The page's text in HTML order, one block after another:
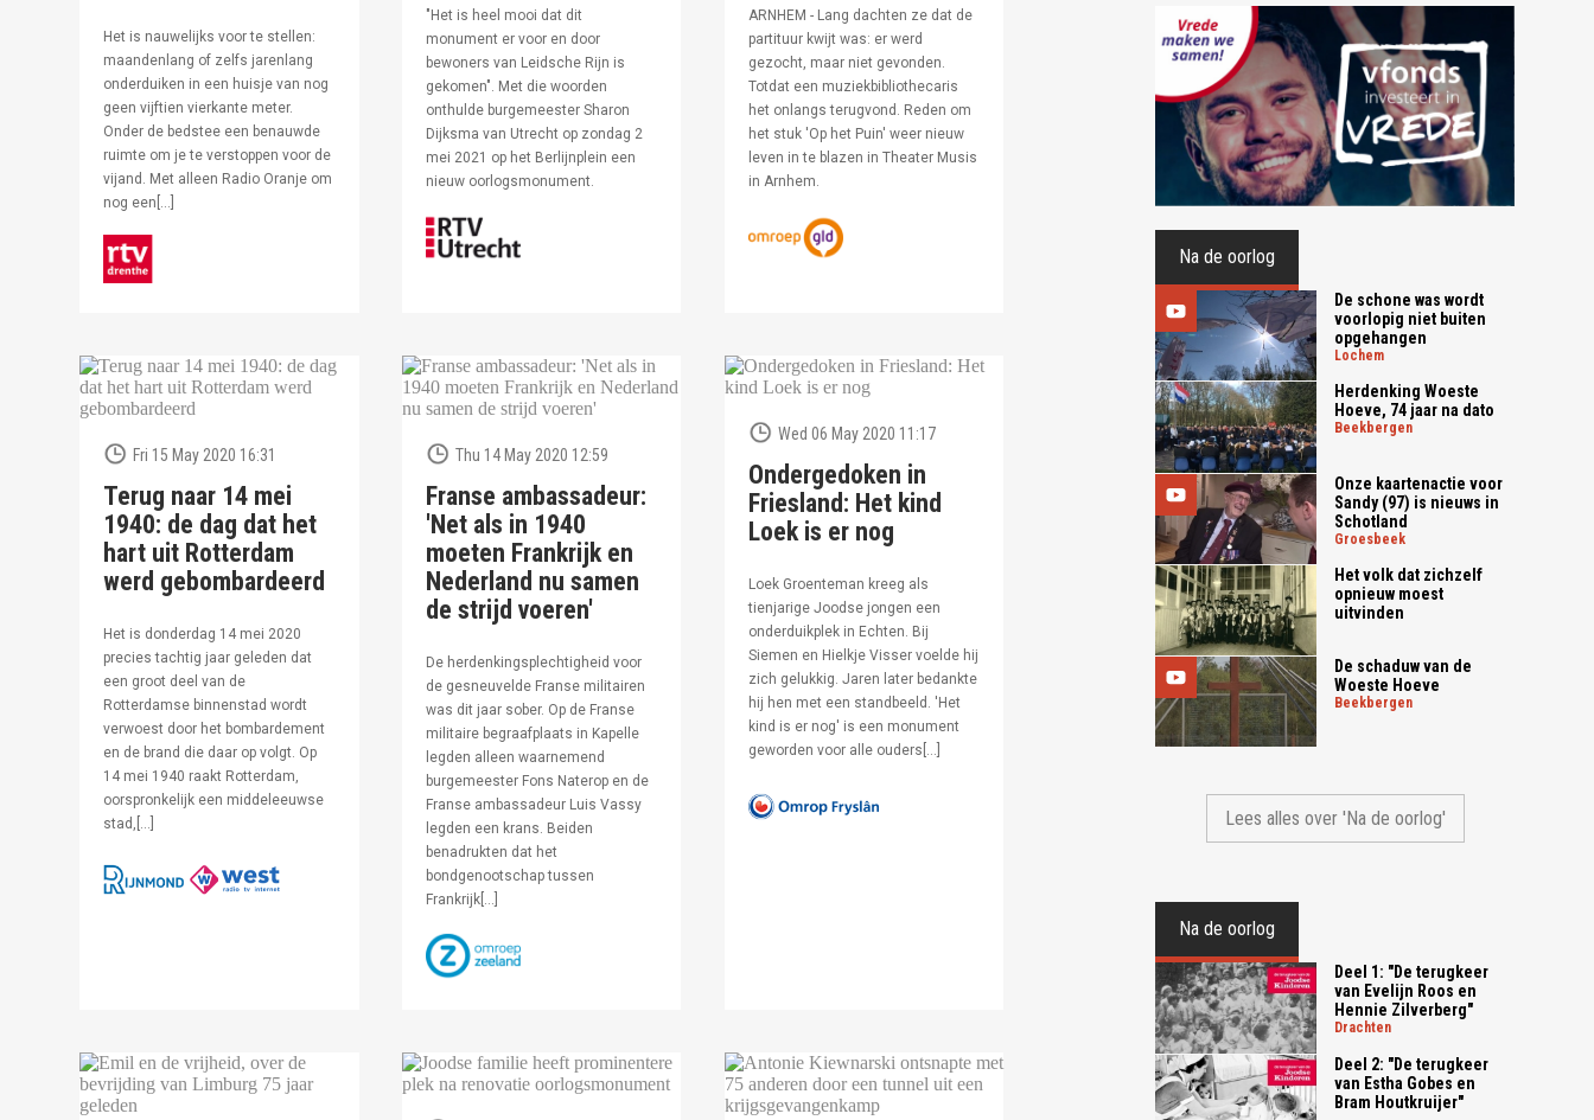
Het is nauwelijks voor te stellen:
maandenlang of zelfs jarenlang
onderduiken in een huisje van nog
geen vijftien vierkante meter.
Onder de bedstee een benauwde
ruimte om je te verstoppen voor de
vijand. Met alleen Radio Oranje om
nog een[…]
"Het is heel mooi dat dit
monument er voor en door
bewoners van Leidsche Rijn is
gekomen". Met die woorden
onthulde burgemeester Sharon
Dijksma van Utrecht op zondag 2
mei 2021 op het Berlijnplein een
nieuw oorlogsmonument.
ARNHEM - Lang dachten ze dat de
partituur kwijt was: er werd
gezocht, maar niet gevonden.
Totdat een muziekbibliothecaris
het onlangs terugvond. Reden om
het stuk 'Op het Puin' weer nieuw
leven in te blazen in Theater Musis
in Arnhem.
Fri 15 May 2020 16:31
Terug naar 14 mei
1940: de dag dat het
hart uit Rotterdam
werd gebombardeerd
Het is donderdag 14 mei 2020
precies tachtig jaar geleden dat
een groot deel van de
Rotterdamse binnenstad wordt
verwoest door het bombardement
en de brand die daar op volgt. Op
14 mei 1940 raakt Rotterdam,
oorspronkelijk een middeleeuwse
stad,[…]
Thu 14 May 2020 12:59
Franse ambassadeur:
'Net als in 1940
moeten Frankrijk en
Nederland nu samen
de strijd voeren'
De herdenkingsplechtigheid voor
de gesneuvelde Franse militairen
was dit jaar sober. Op de Franse
militaire begraafplaats in Kapelle
legden alleen waarnemend
burgemeester Fons Naterop en de
Franse ambassadeur Luis Vassy
legden een krans. Beiden
benadrukten dat het
bondgenootschap tussen
Frankrijk[…]
Wed 06 May 2020 11:17
Ondergedoken in
Friesland: Het kind
Loek is er nog
Loek Groenteman kreeg als
tienjarige Joodse jongen een
onderduikplek in Echten. Bij
Siemen en Hielkje Visser voelde hij
zich gelukkig. Jaren later bedankte
hij hen met een standbeeld. 'Het
kind is er nog' is een monument
geworden voor alle ouders[…]
Na de oorlog
De schone was wordt
voorlopig niet buiten
opgehangen
lochem
Herdenking Woeste
Hoeve, 74 jaar na dato
beekbergen
Onze kaartenactie voor
Sandy (97) is nieuws in
Schotland
groesbeek
Het volk dat zichzelf
opnieuw moest
uitvinden
De schaduw van de
Woeste Hoeve
beekbergen
Lees alles over 'Na de oorlog'
Na de oorlog
Deel 1: "De terugkeer
van Evelijn Roos en
Hennie Zilverberg"
drachten
Deel 2: "De terugkeer
van Estha Gobes en
Bram Houtkruijer"